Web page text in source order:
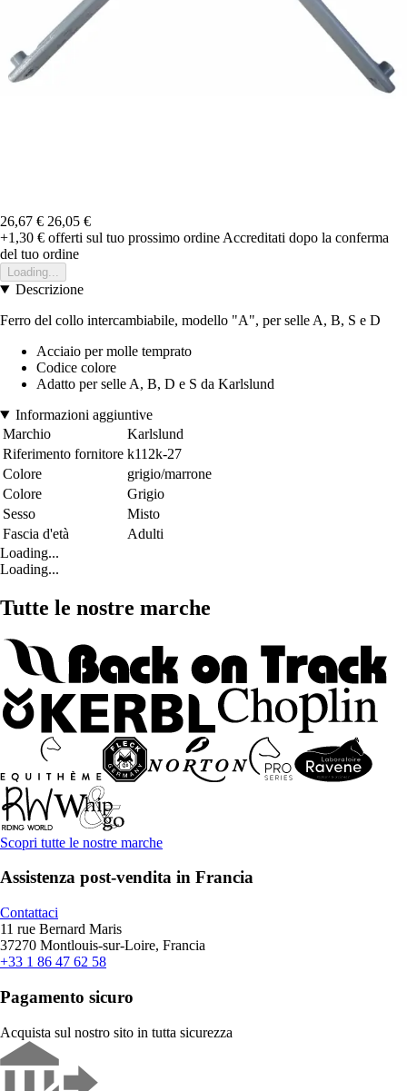
26,67 € 26,05 €
+1,30 € offerti sul tuo prossimo ordine Accreditati dopo la conferma
del tuo ordine
Loading...
Descrizione
Ferro del collo intercambiabile, modello "A", per selle A, B, S e D
Acciaio per molle temprato
Codice colore
Adatto per selle A, B, D e S da Karlslund
Informazioni aggiuntive
Marchio
Karlslund
Riferimento fornitore k112k-27
Colore
grigio/marrone
Colore
Grigio
Sesso
Misto
Fascia d'età
Adulti
Loading...
Loading...
Tutte le nostre marche
Scopri tutte le nostre marche
Assistenza post-vendita in Francia
Contattaci
11 rue Bernard Maris
37270 Montlouis-sur-Loire, Francia
+33 1 86 47 62 58
Pagamento sicuro
Acquista sul nostro sito in tutta sicurezza